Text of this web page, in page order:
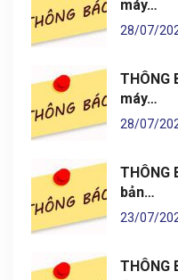
máy…
28/07/
THÔNG
máy…
28/07/
THÔNG
bản…
23/07/
THÔNG